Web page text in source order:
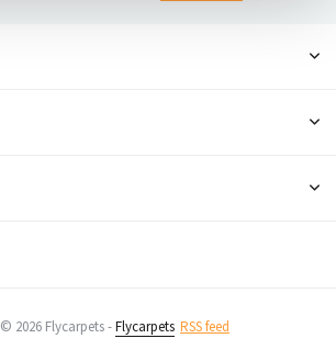
© 2026 Flycarpets -Flycarpets RSS feed